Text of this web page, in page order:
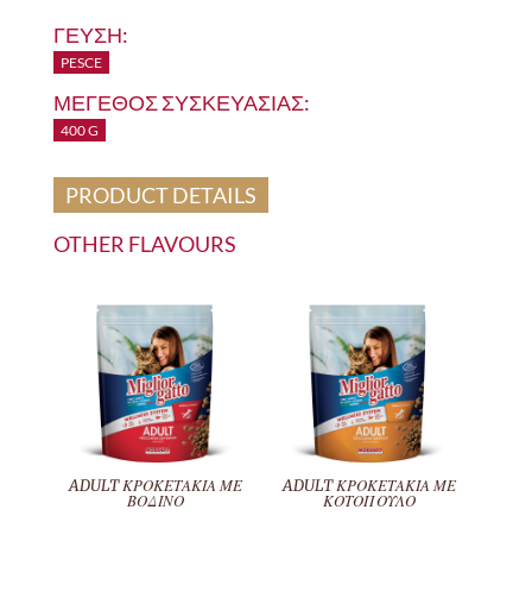
ΓΕΥΣΗ:
PESCE
ΜΕΓΕΘΟΣ ΣΥΣΚΕΥΑΣΙΑΣ:
400 G
PRODUCT DETAILS
OTHER FLAVOURS
ADULT ΚΡΟΚΕΤΑΚΙΑ ΜΕ
ΒΟΔΙΝΟ
ADULT ΚΡΟΚΕΤΑΚΙΑ ΜΕ
ΚΟΤΟΠΟΥΛΟ